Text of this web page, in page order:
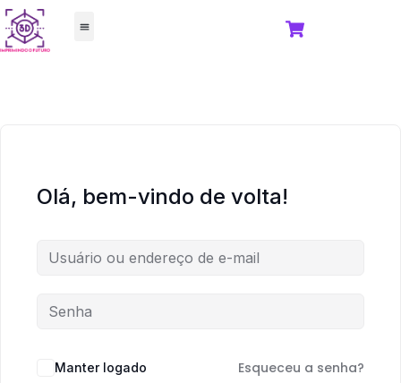
Olá, bem-vindo de volta!
Manter logado Esqueceu a senha?